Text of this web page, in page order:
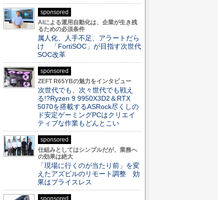
sponsored
AIによる運用自動化は、企業が生き残
るための必須条件
属人化、人手不足、アラートだら
け 「FortiSOC」が目指す次世代
SOC改革
sponsored
ZEFT R65YBの魅力をインタビュー
次世代でも、次々世代でも戦え
る!?Ryzen 9 9950X3D2＆RTX
5070を搭載するASRock尽くしの
ド安定ゲーミングPCはクリエイ
ティブな作業もどんとこい
sponsored
仕組みとしてはシンプルだが、業務へ
の効果は絶大
「現場に行くのが当たり前」を変
えたアズビルのリモート調整 効
果はプライスレス
sponsored